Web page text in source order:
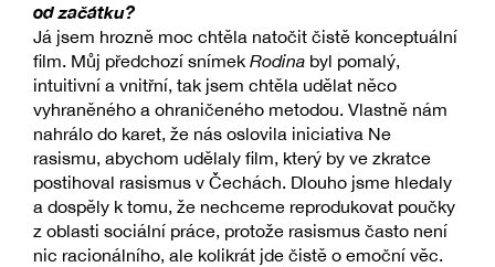
od začátku?
Já jsem hrozně moc chtěla natočit čistě konceptuální
film. Můj předchozí snímek Rodina byl pomalý,
intuitivní a vnitřní, tak jsem chtěla udělat něco
vyhraněného a ohraničeného metodou. Vlastně nám
nahrálo do karet, že nás oslovila iniciativa Ne
rasismu, abychom udělaly film, který by ve zkratce
postihoval rasismus v Čechách. Dlouho jsme hledaly
a dospěly k tomu, že nechceme reprodukovat poučky
z oblasti sociální práce, protože rasismus často není
nic racionálního, ale kolikrát jde čistě o emoční věc.